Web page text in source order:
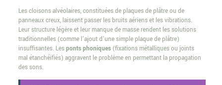
Les cloisons alvéolaires, constituées de plaques de plâtre ou de
panneaux creux, laissent passer les bruits aériens et les vibrations.
Leur structure légère et leur manque de masse rendent les solutions
traditionnelles (comme l’ajout d’une simple plaque de plâtre)
insuffisantes. Lesponts phoniques(fixations métalliques ou joints
mal étanchéifiés) aggravent le problème en permettant la propagation
des sons.